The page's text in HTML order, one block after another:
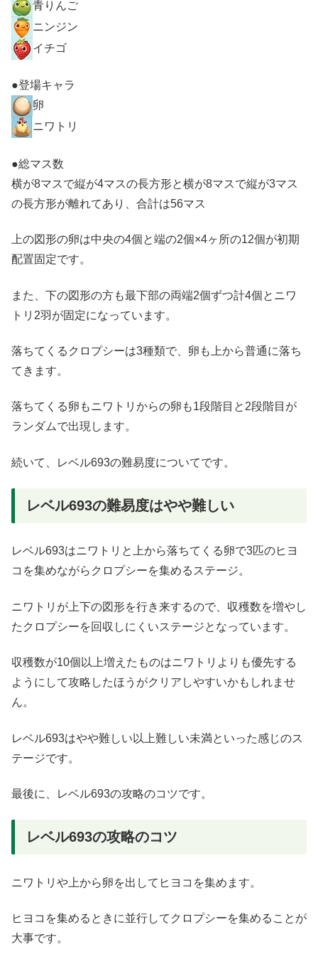
青りんご
ニンジン
イチゴ
●登場キャラ
卵
ニワトリ
●総マス数
横が8マスで縦が4マスの長方形と横が8マスで縦が3マス
の長方形が離れてあり、合計は56マス
上の図形の卵は中央の4個と端の2個×4ヶ所の12個が初期
配置固定です。
また、下の図形の方も最下部の両端2個ずつ計4個とニワ
トリ2羽が固定になっています。
落ちてくるクロプシーは3種類で、卵も上から普通に落ち
てきます。
落ちてくる卵もニワトリからの卵も1段階目と2段階目が
ランダムで出現します。
続いて、レベル693の難易度についてです。
レベル693の難易度はやや難しい
レベル693はニワトリと上から落ちてくる卵で3匹のヒヨ
コを集めながらクロプシーを集めるステージ。
ニワトリが上下の図形を行き来するので、収穫数を増やし
たクロプシーを回収しにくいステージとなっています。
収穫数が10個以上増えたものはニワトリよりも優先する
ようにして攻略したほうがクリアしやすいかもしれませ
ん。
レベル693はやや難しい以上難しい未満といった感じのス
テージです。
最後に、レベル693の攻略のコツです。
レベル693の攻略のコツ
ニワトリや上から卵を出してヒヨコを集めます。
ヒヨコを集めるときに並行してクロプシーを集めることが
大事です。